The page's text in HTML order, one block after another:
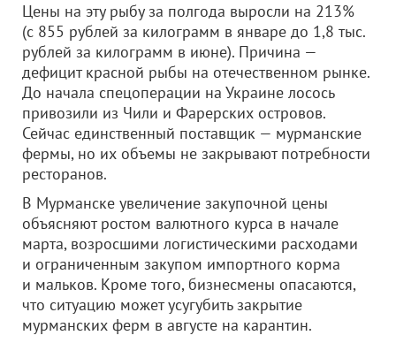
Цены на эту рыбу за полгода выросли на 213%
(с 855 рублей за килограмм в январе до 1,8 тыс.
рублей за килограмм в июне). Причина —
дефицит красной рыбы на отечественном рынке.
До начала спецоперации на Украине лосось
привозили из Чили и Фарерских островов.
Сейчас единственный поставщик — мурманские
фермы, но их объемы не закрывают потребности
ресторанов.
В Мурманске увеличение закупочной цены
объясняют ростом валютного курса в начале
марта, возросшими логистическими расходами
и ограниченным закупом импортного корма
и мальков. Кроме того, бизнесмены опасаются,
что ситуацию может усугубить закрытие
мурманских ферм в августе на карантин.